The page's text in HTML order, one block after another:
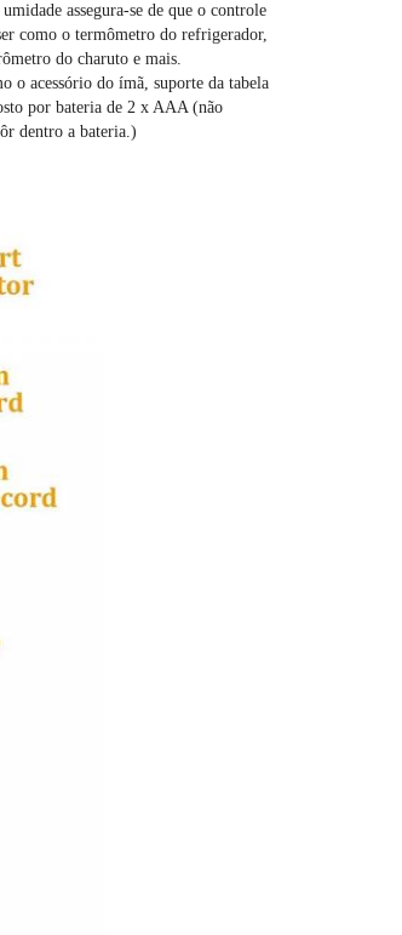
assegura-se de que o controle
como o termômetro do refrigerador,
do charuto e mais.
o acessório do ímã, suporte da tabela
por bateria de 2 x AAA (não
dentro a bateria.)